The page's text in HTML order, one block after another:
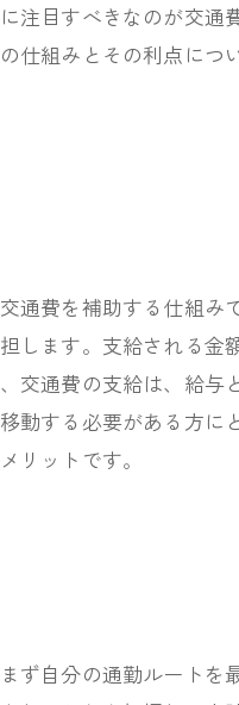
注目すべきなのが交
仕組みとその利点に
通費を補助する仕組
します。支給される
交通費の支給は、給
動する必要がある方
リットです。
ず自分の通勤ルート